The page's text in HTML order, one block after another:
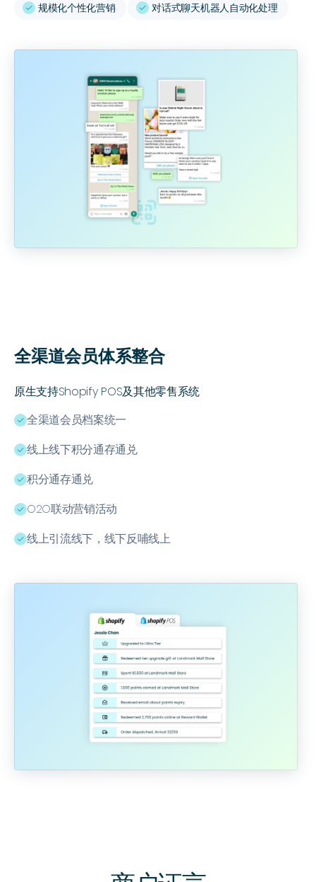
ﭭ 规模化个性化营销 ﭭ 对话式聊天机器人自动化处理
全渠道会员体系整合
原生支持Shopify POS及其他零售系统
ﭭ 全渠道会员档案统一
ﭭ 线上线下积分通存通兑
ﭭ 积分通存通兑
ﭭ O2O联动营销活动
ﭭ 线上引流线下，线下反哺线上